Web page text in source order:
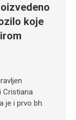
koje
Cristiana
je i prvo bh.